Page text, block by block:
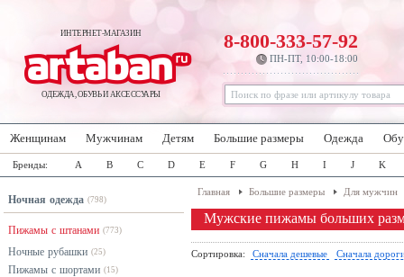
ИНТЕРНЕТ-МАГАЗИН
ОДЕЖДА, ОБУВЬ И АКСЕССУАРЫ
8-800-333-57-92
ПН-ПТ, 10:00-18:00
Женщинам Мужчинам Детям Большие размеры Одежда
Бренды: A B C D E F G H I J K
Ночная одежда (798)
Пижамы с штанами (773)
Ночные рубашки (25)
Пижамы с шортами (15)
Главная Большие размеры Для мужчин
Мужские пижамы больших
Сортировка: Сначала дешевые Сначала